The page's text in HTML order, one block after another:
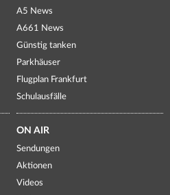
A5 News
A661 News
Günstig tanken
Parkhäuser
Flugplan Frankfurt
Schulausfälle
ON AIR
Sendungen
Aktionen
Videos